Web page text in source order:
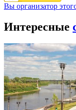
Вы организатор
Интересные